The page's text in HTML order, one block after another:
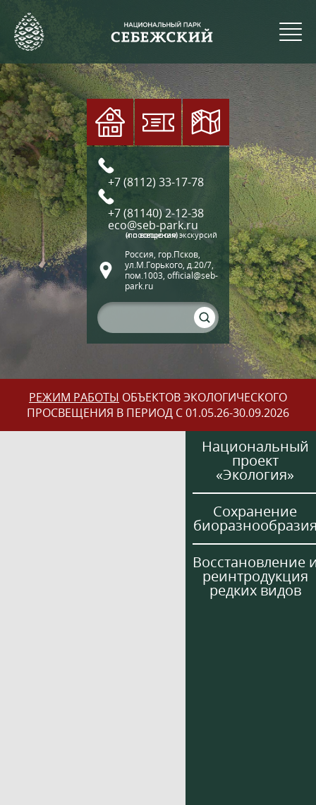
+7 (8112) 33-17-78
+7 (81140) 2-12-38
eco@seb-park.ru
(по вопросам экскурсий и посещения)
Россия, гор.Псков,
ул.М.Горького, д.20/7,
пом.1003, official@seb-
park.ru
РЕЖИМ РАБОТЫ ОБЪЕКТОВ ЭКОЛОГИЧЕСКОГО
ПРОСВЕЩЕНИЯ В ПЕРИОД С 01.05.26-30.09.2026
Национальный
проект
«Экология»
Сохранение
Восстановление
реинтродукция
редких видов